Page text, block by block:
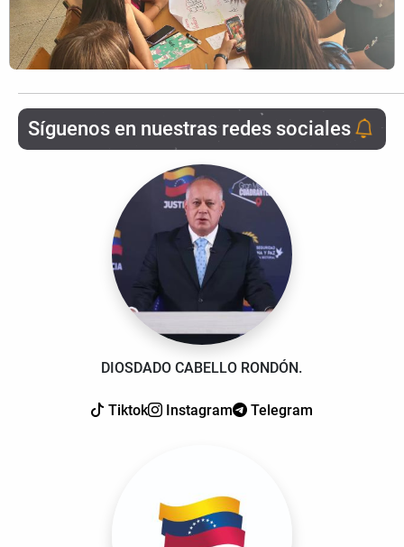
Síguenos en nuestras redes sociales
DIOSDADO CABELLO RONDÓN.
Tiktok Instagram Telegram